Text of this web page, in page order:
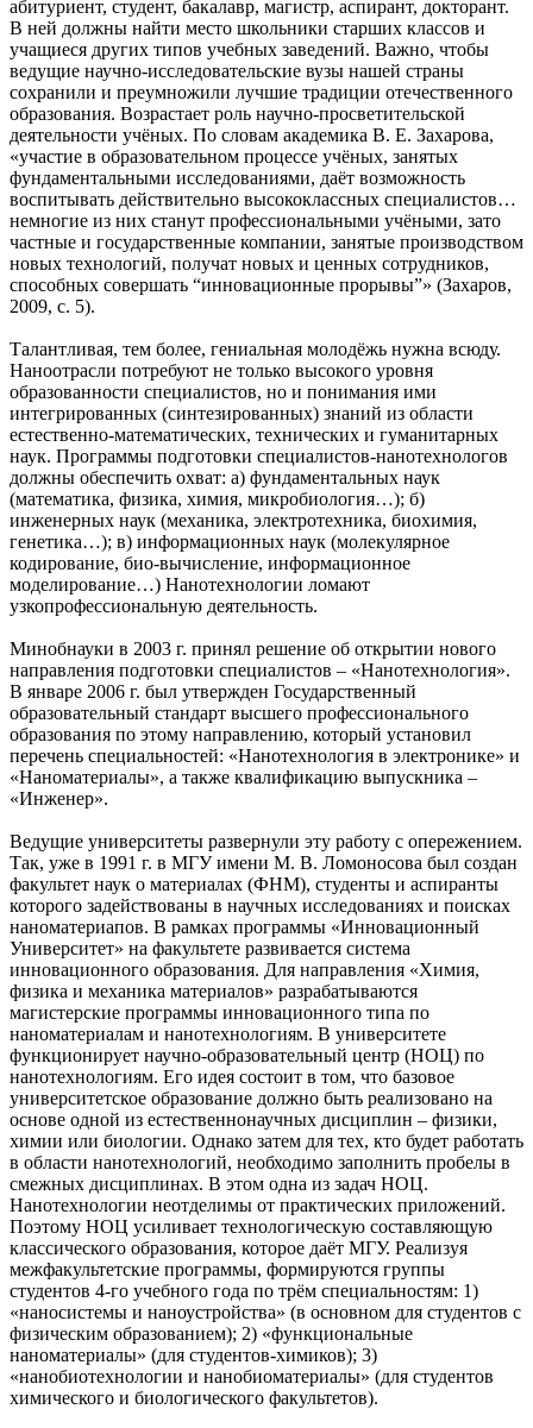
абитуриент, студент, бакалавр, магистр, аспирант, докторант.
В ней должны найти место школьники старших классов и
учащиеся других типов учебных заведений. Важно, чтобы
ведущие научно-исследовательские вузы нашей страны
сохранили и преумножили лучшие традиции отечественного
образования. Возрастает роль научно-просветительской
деятельности учёных. По словам академика В. Е. Захарова,
«участие в образовательном процессе учёных, занятых
фундаментальными исследованиями, даёт возможность
воспитывать действительно высококлассных специалистов…
немногие из них станут профессиональными учёными, зато
частные и государственные компании, занятые производством
новых технологий, получат новых и ценных сотрудников,
способных совершать “инновационные прорывы”» (Захаров,
2009, с. 5).
Талантливая, тем более, гениальная молодёжь нужна всюду.
Наноотрасли потребуют не только высокого уровня
образованности специалистов, но и понимания ими
интегрированных (синтезированных) знаний из области
естественно-математических, технических и гуманитарных
наук. Программы подготовки специалистов-нанотехнологов
должны обеспечить охват: а) фундаментальных наук
(математика, физика, химия, микробиология…); б)
инженерных наук (механика, электротехника, биохимия,
генетика…); в) информационных наук (молекулярное
кодирование, био-вычисление, информационное
моделирование…) Нанотехнологии ломают
узкопрофессиональную деятельность.
Минобнауки в 2003 г. принял решение об открытии нового
направления подготовки специалистов – «Нанотехнология».
В январе 2006 г. был утвержден Государственный
образовательный стандарт высшего профессионального
образования по этому направлению, который установил
перечень специальностей: «Нанотехнология в электронике» и
«Наноматериалы», а также квалификацию выпускника –
«Инженер».
Ведущие университеты развернули эту работу с опережением.
Так, уже в 1991 г. в МГУ имени М. В. Ломоносова был создан
факультет наук о материалах (ФНМ), студенты и аспиранты
которого задействованы в научных исследованиях и поисках
наноматериапов. В рамках программы «Инновационный
Университет» на факультете развивается система
инновационного образования. Для направления «Химия,
физика и механика материалов» разрабатываются
магистерские программы инновационного типа по
наноматериалам и нанотехнологиям. В университете
функционирует научно-образовательный центр (НОЦ) по
нанотехнологиям. Его идея состоит в том, что базовое
университетское образование должно быть реализовано на
основе одной из естественнонаучных дисциплин – физики,
химии или биологии. Однако затем для тех, кто будет работать
в области нанотехнологий, необходимо заполнить пробелы в
смежных дисциплинах. В этом одна из задач НОЦ.
Нанотехнологии неотделимы от практических приложений.
Поэтому НОЦ усиливает технологическую составляющую
классического образования, которое даёт МГУ. Реализуя
межфакультетские программы, формируются группы
студентов 4-го учебного года по трём специальностям: 1)
«наносистемы и наноустройства» (в основном для студентов с
физическим образованием); 2) «функциональные
наноматериалы» (для студентов-химиков); 3)
«нанобиотехнологии и нанобиоматериалы» (для студентов
химического и биологического факультетов).